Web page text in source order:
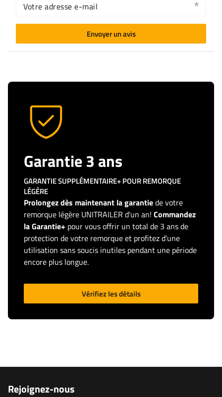
Votre adresse e-mail
Envoyer un avis
Garantie 3 ans
GARANTIE SUPPLÉMENTAIRE+ POUR REMORQUE
LÉGÈRE
Prolongez dès maintenant la garantiede votre
remorque légère UNITRAILER d'un an! Commandez
la Garantie+ pour vous offrir un total de 3 ans de
protection de votre remorque et profitez d'une
utilisation sans soucis inutiles pendant une période
encore plus longue.
Vérifiez les détails
Rejoignez-nous